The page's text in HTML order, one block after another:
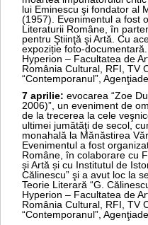
lui Eminescu şi fondator al
(1957). Evenimentul a fost
Literaturii Române, în
pentru Ştiinţă şi Artă. Cu
expoziție foto-
Hyperion – Facultatea de
România Cultural, RFI, TV
“Contemporanul”,
7 aprilie: evocarea “Zoe
2006)”, un eveniment de
de la trecerea la cele
ultimei jumătăţi de secol,
monahală la Mănăstirea
Evenimentul a fost
Române, în colaborare cu
și Artă și cu Institutul de
Călinescu” şi a avut loc la
Teorie Literară “G.
Hyperion – Facultatea de
România Cultural, RFI, TV
“Contemporanul”,